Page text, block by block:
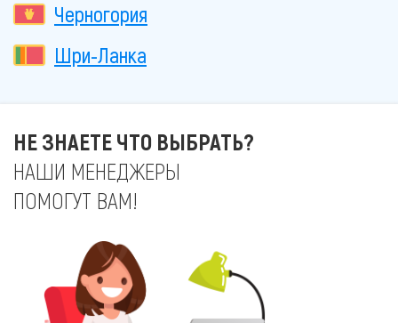
Черногория
Шри-Ланка
НЕ ЗНАЕТЕ ЧТО ВЫБРАТЬ?
НАШИ МЕНЕДЖЕРЫ
ПОМОГУТ ВАМ!